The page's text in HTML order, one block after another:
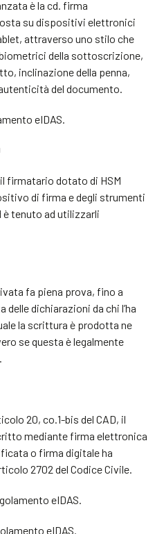
è la cd. firma
su dispositivi elettronici
attraverso uno stilo che
della sottoscrizione,
inclinazione della penna,
del documento.
eIDAS.
firmatario dotato di HSM
di firma e degli strumenti
tenuto ad utilizzarli
fa piena prova, fino a
delle dichiarazioni da chi l’ha
la scrittura è prodotta ne
se questa è legalmente
20, co.1-bis del CAD, il
mediante firma elettronica
o firma digitale ha
2702 del Codice Civile.
eIDAS.
eIDAS.